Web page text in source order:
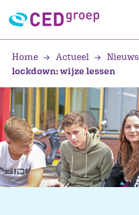
Home Actueel Nieuws
lockdown: wijze lessen